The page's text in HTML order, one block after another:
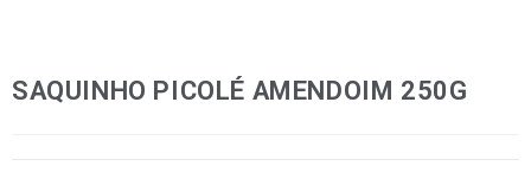
SAQUINHO PICOLÉ AMENDOIM 250G